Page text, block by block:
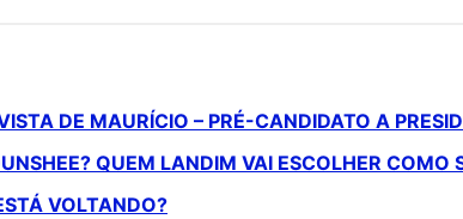
DE MAURÍCIO – PRÉ-CANDIDATO A
QUEM LANDIM VAI ESCOLHER COMO
VOLTANDO?